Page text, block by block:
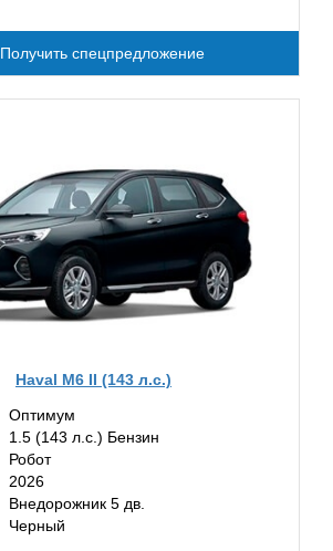
Получить спецпредложение
Haval M6 II (143 л.с.)
Оптимум
1.5 (143 л.с.) Бензин
Робот
2026
Внедорожник 5 дв.
Черный